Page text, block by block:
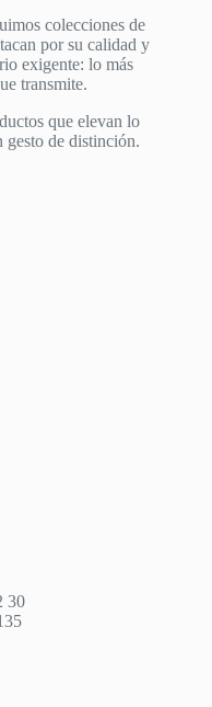
colecciones de
por su calidad y
exigente: lo más
transmite.
que elevan lo
gesto de distinción.
30